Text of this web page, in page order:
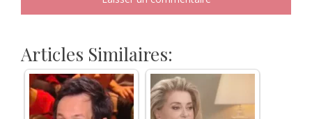
Articles Similaires: